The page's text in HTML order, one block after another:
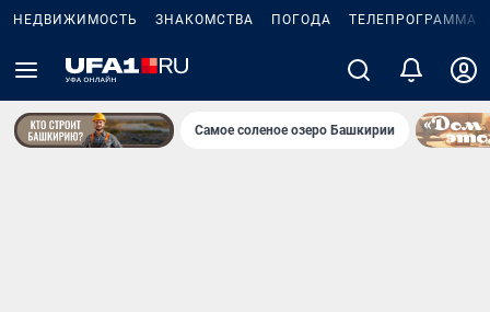
НЕДВИЖИМОСТЬ ЗНАКОМСТВА ПОГОДА ТЕЛЕПРОГРАММА
Самое соленое озеро Башкирии